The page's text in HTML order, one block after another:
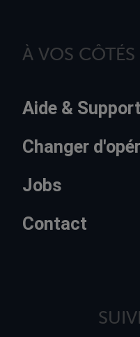
À VOS CÔTÉS
Aide & Support
Changer
Jobs
Contact